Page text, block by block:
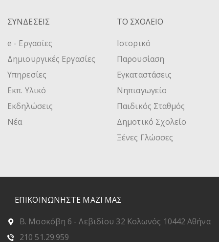
ΣΥΝΔΕΣΕΙΣ
e - Εργασίες
Δημιουργικές Εργασίες
Υπηρεσίες
Εκπ. Υλικό
Εκδηλώσεις
Νέα
ΤΟ ΣΧΟΛΕΙΟ
Ιστορικό
Παρουσίαση
Εγκαταστάσεις
Νηπιαγωγείο
Παιδικός Σταθμός
Δημοτικό Σχολείο
Ξένες Γλώσσες
ΕΠΙΚΟΙΝΩΝΗΣΤΕ ΜΑΖΙ ΜΑΣ
Β. Μοσκόβη 6 - Λεβιδίου 32 Κολωνός 10442 Αθήνα
210 51.29.959